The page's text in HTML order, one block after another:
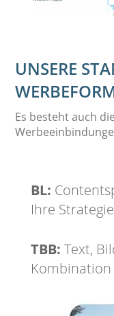
UNSERE
Es besteht auch
BL:
Ihre
TBB: Text,
Kombination